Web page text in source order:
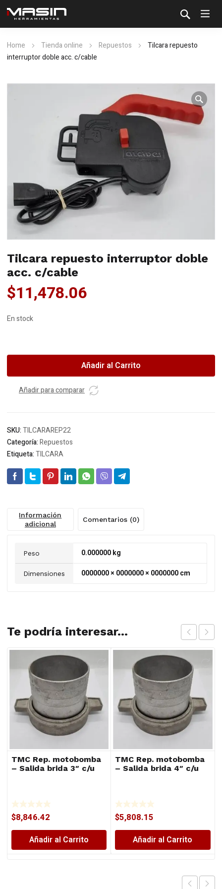
Home Tienda online Repuestos
Tilcara repuesto
interruptor doble acc. c/cable
Tilcara repuesto interruptor doble
acc. c/cable
$11,478.06
En stock
interruptor
c/cable
Añadir al Carrito
Añadir para comparar
SKU:TILCARAREP22
Categoría:Repuestos
Etiqueta:TILCARA
Información
adicional
Comentarios (0)
Peso 0.000000 kg
Dimensiones 0000000 × 0000000 × 0000000 cm
Te podría interesar...
TMC Rep. motobomba
– Salida brida 3″ c/u
$8,846.42
Añadir al Carrito
TMC Rep. motobomba
– Salida brida 4″ c/u
$5,808.15
Añadir al Carrito